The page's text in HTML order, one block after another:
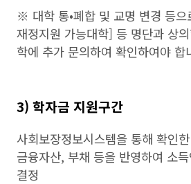
※ 대학 통•폐합 및 교명 변경 등
재정지원 가능대학] 등 명단과 상
학에 추가 문의하여 확인하여야 합
3) 학자금 지원구간
사회보장정보시스템을 통해 확인
금융자산, 부채 등을 반영하여 소
결정